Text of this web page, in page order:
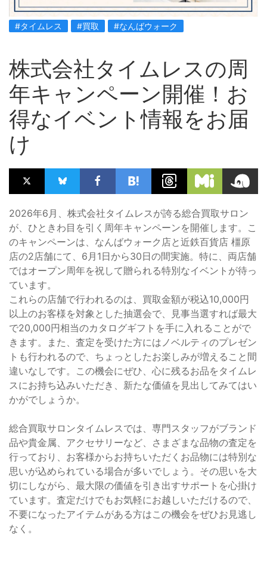
#タイムレス #買取 #なんばウォーク
株式会社タイムレスの周
年キャンペーン開催！お
得なイベント情報をお届
け
2026年6月、株式会社タイムレスが誇る総合買取サロン
が、ひときわ目を引く周年キャンペーンを開催します。こ
のキャンペーンは、なんばウォーク店と近鉄百貨店 橿原
店の2店舗にて、6月1日から30日の間実施。特に、両店舗
ではオープン周年を祝して贈られる特別なイベントが待っ
ています。
これらの店舗で行われるのは、買取金額が税込10,000円
以上のお客様を対象とした抽選会で、見事当選すれば最大
で20,000円相当のカタログギフトを手に入れることがで
きます。また、査定を受けた方にはノベルティのプレゼン
トも行われるので、ちょっとしたお楽しみが増えること間
違いなしです。この機会にぜひ、心に残るお品をタイムレ
スにお持ち込みいただき、新たな価値を見出してみてはい
かがでしょうか。
総合買取サロンタイムレスでは、専門スタッフがブランド
品や貴金属、アクセサリーなど、さまざまな品物の査定を
行っており、お客様からお持ちいただくお品物には特別な
思いが込められている場合が多いでしょう。その思いを大
切にしながら、最大限の価値を引き出すサポートを心掛け
ています。査定だけでもお気軽にお越しいただけるので、
不要になったアイテムがある方はこの機会をぜひお見逃し
なく。